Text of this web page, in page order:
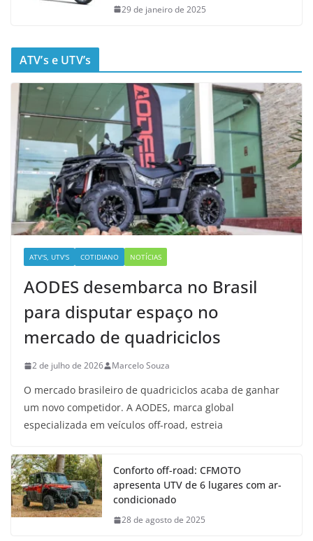
29 de janeiro de 2025
ATV’s e UTV’s
ATV'S, UTV'S COTIDIANO NOTÍCIAS
AODES desembarca no Brasil
para disputar espaço no
mercado de quadriciclos
2 de julho de 2026 Marcelo Souza
O mercado brasileiro de quadriciclos acaba de ganhar
um novo competidor. A AODES, marca global
especializada em veículos off-road, estreia
Conforto off-road: CFMOTO
apresenta UTV de 6 lugares com ar-
condicionado
28 de agosto de 2025